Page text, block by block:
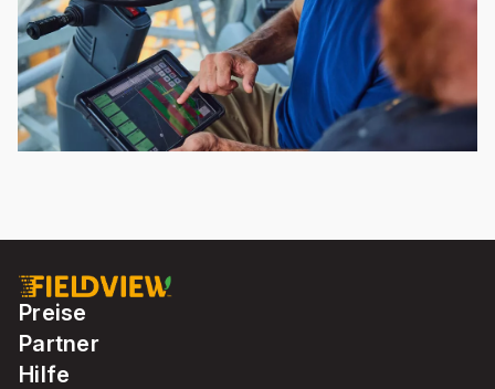
Preise
Partner
Hilfe